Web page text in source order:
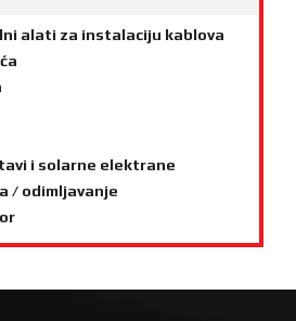
alati za instalaciju kablova
i solarne elektrane
/ odimljavanje